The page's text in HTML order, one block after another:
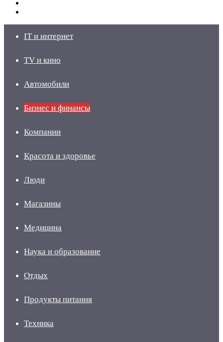
IT и интернет
TV и кино
Автомобили
Бизнес и финансы
Компании
Красота и здоровье
Люди
Магазины
Медицина
Наука и образование
Отдых
Продукты питания
Техника